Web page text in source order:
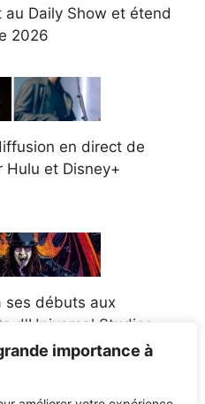
importance à
Daily Show et étend
2026
en direct de
Hulu et Disney+
ses débuts aux
d'Universal Studios